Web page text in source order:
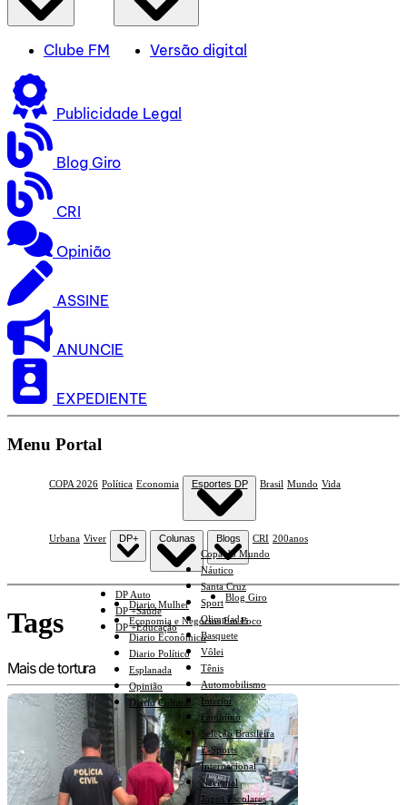
Clube FM Versão digital
Publicidade Legal
Blog Giro
CRI
Opinião
ASSINE
ANUNCIE
EXPEDIENTE
Menu Portal
COPA 2026 Política Economia Esportes DP
Copa do Mundo
Náutico
Santa Cruz
Sport
Olimpíadas
Basquete
Vôlei
Tênis
Automobilismo
Interior
Feminino
Seleção Brasileira
E-Sports
Internacional
Nacional
Jogos Escolares
Brasil Mundo Vida
Urbana Viver DP+
DP Auto
DP +Saúde
DP +Educação
Colunas
Diario Mulher
Economia e Negócios Em Foco
Diario Econômico
Diario Político
Esplanada
Opinião
Diario Cultural
Blogs
Blog Giro
CRI 200anos
Tags
Mais de tortura